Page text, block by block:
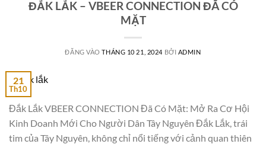
ĐẮK LẮK – VBEER CONNECTION ĐÃ CÓ
MẶT
ĐĂNG VÀOTHÁNG 10 21, 2024 BỞI ADMIN
21
Th10
Đắk Lắk VBEER CONNECTION Đã Có Mặt: Mở Ra Cơ Hội
Kinh Doanh Mới Cho Người Dân Tây Nguyên Đắk Lắk, trái
tim của Tây Nguyên, không chỉ nổi tiếng với cảnh quan thiên